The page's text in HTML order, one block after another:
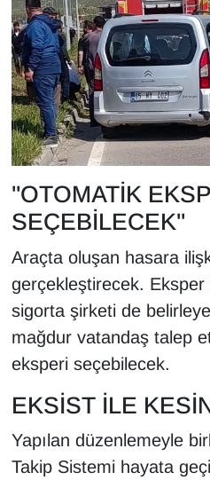
"OTOMATİK
SEÇEBİLECEK"
Araçta oluşan hasara
gerçekleştirecek.
sigorta şirketi de
mağdur vatandaş talep
eksperi seçebilecek.
EKSİST İLE
Yapılan düzenlemeyle
Takip Sistemi hayata